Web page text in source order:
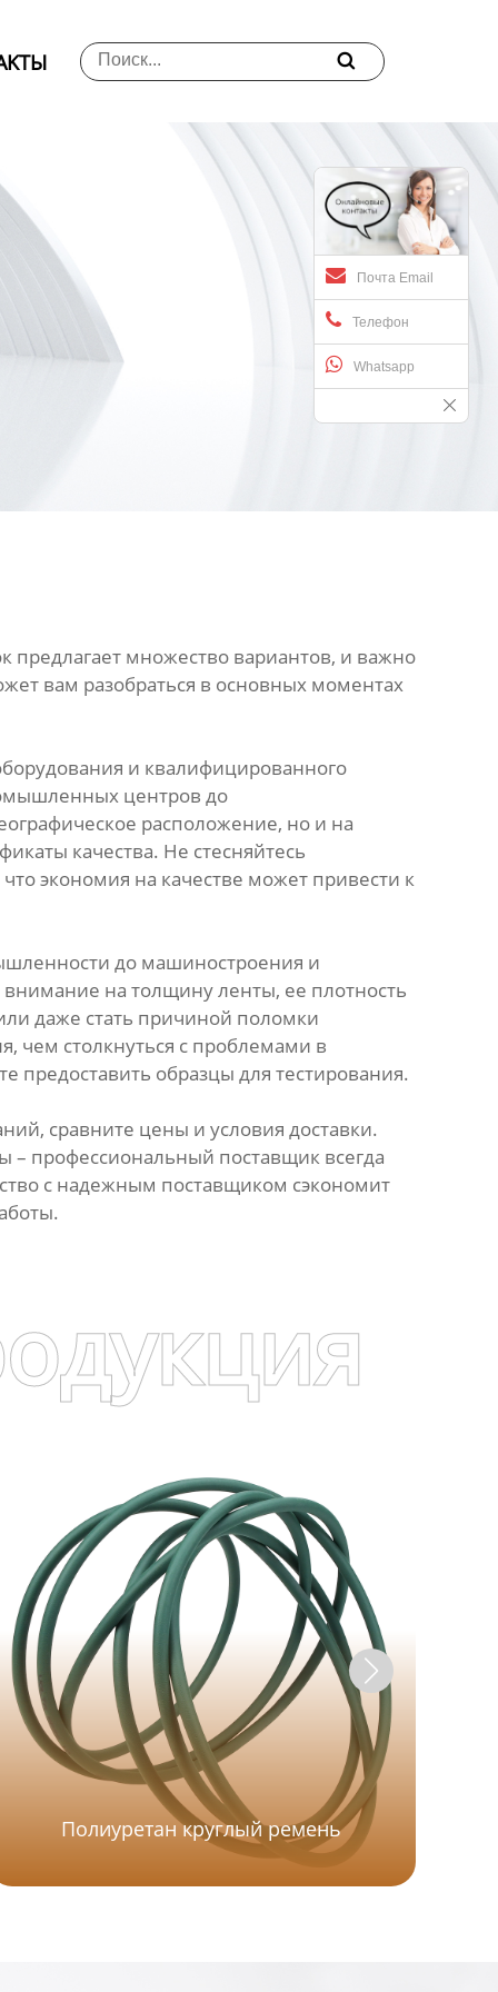

Почта Email
Телефон
Whatsapp
множество вариантов, и важно
вам разобраться в основных моментах
и квалифицированного
центров до
расположение, но и на
качества. Не стесняйтесь
экономия на качестве может привести к
до машиностроения и
на толщину ленты, ее плотность
даже стать причиной поломки
чем столкнуться с проблемами в
предоставить образцы для тестирования.
сравните цены и условия доставки.
– профессиональный поставщик всегда
с надежным поставщиком сэкономит
Полиуретан круглый ремень